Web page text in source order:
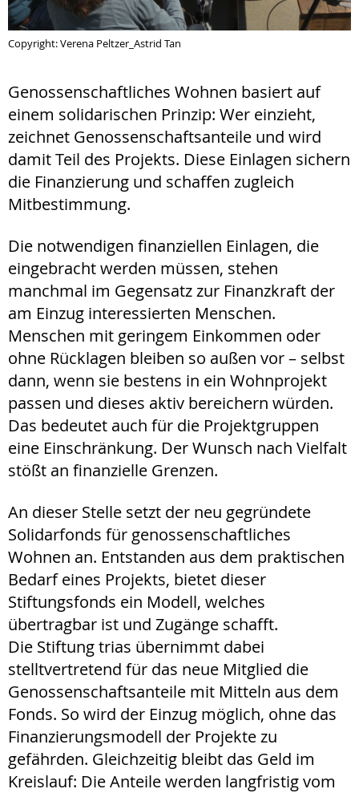
Copyright: Verena Peltzer_Astrid Tan
Genossenschaftliches Wohnen basiert auf
einem solidarischen Prinzip: Wer einzieht,
zeichnet Genossenschaftsanteile und wird
damit Teil des Projekts. Diese Einlagen sichern
die Finanzierung und schaffen zugleich
Mitbestimmung.
Die notwendigen finanziellen Einlagen, die
eingebracht werden müssen, stehen
manchmal im Gegensatz zur Finanzkraft der
am Einzug interessierten Menschen.
Menschen mit geringem Einkommen oder
ohne Rücklagen bleiben so außen vor – selbst
dann, wenn sie bestens in ein Wohnprojekt
passen und dieses aktiv bereichern würden.
Das bedeutet auch für die Projektgruppen
eine Einschränkung. Der Wunsch nach Vielfalt
stößt an finanzielle Grenzen.
An dieser Stelle setzt der neu gegründete
Solidarfonds für genossenschaftliches
Wohnen an. Entstanden aus dem praktischen
Bedarf eines Projekts, bietet dieser
Stiftungsfonds ein Modell, welches
übertragbar ist und Zugänge schafft.
Die Stiftung trias übernimmt dabei
stelltvertretend für das neue Mitglied die
Genossenschaftsanteile mit Mitteln aus dem
Fonds. So wird der Einzug möglich, ohne das
Finanzierungsmodell der Projekte zu
gefährden. Gleichzeitig bleibt das Geld im
Kreislauf: Die Anteile werden langfristig vom